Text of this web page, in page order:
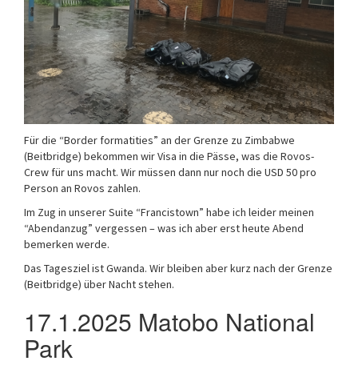
Für die “Border formatities” an der Grenze zu Zimbabwe
(Beitbridge) bekommen wir Visa in die Pässe, was die Rovos-
Crew für uns macht. Wir müssen dann nur noch die USD 50 pro
Person an Rovos zahlen.
Im Zug in unserer Suite “Francistown” habe ich leider meinen
“Abendanzug” vergessen – was ich aber erst heute Abend
bemerken werde.
Das Tagesziel ist Gwanda. Wir bleiben aber kurz nach der Grenze
(Beitbridge) über Nacht stehen.
17.1.2025 Matobo National
Park